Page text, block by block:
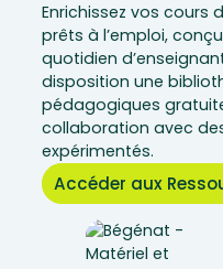
Enrichissez vos cours
prêts à l’emploi,
quotidien
disposition une
pédagogiques
collaboration avec
expérimentés.
Accéder aux